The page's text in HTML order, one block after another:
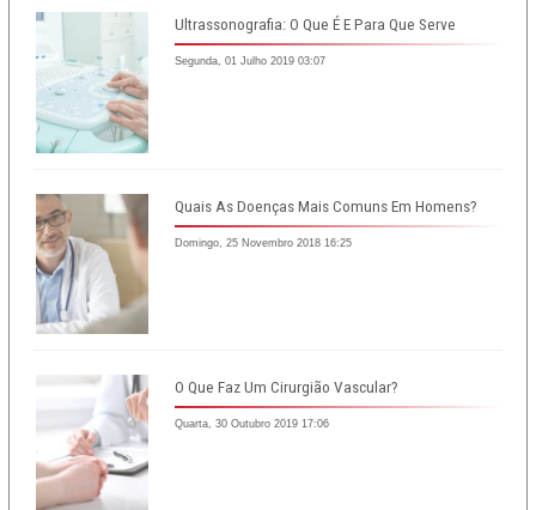
Ultrassonografia: O Que É E Para Que Serve
Segunda, 01 Julho 2019 03:07
Quais As Doenças Mais Comuns Em Homens?
Domingo, 25 Novembro 2018 16:25
O Que Faz Um Cirurgião Vascular?
Quarta, 30 Outubro 2019 17:06